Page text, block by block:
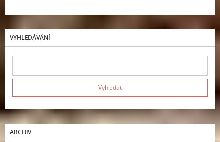
VYHLEDÁVÁNÍ
ARCHIV